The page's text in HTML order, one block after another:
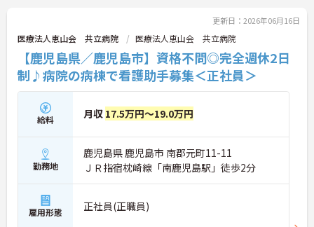
更新日：2026年06月16日
医療法人恵山会 共立病院 医療法人恵山会 共立病院
【鹿児島県／鹿児島市】資格不問◎完全週休2日
制♪病院の病棟で看護助手募集＜正社員＞
給料 月収 17.5万円～19.0万円
勤務地
鹿児島県 鹿児島市 南郡元町11-11
ＪＲ指宿枕崎線「南鹿児島駅」徒歩2分
雇用形態 正社員(正職員)